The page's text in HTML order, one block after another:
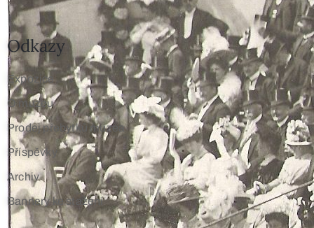
Odkazy
Expozice
O muzeu
Prodej přebytků muzea
Příspěvky
Archiv
Bannery ke stažení